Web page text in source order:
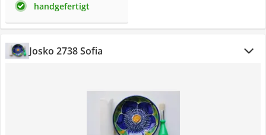
handgefertigt
Josko 2738 Sofia